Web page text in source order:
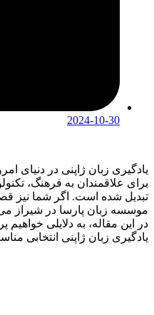
2024-10-30
یادگیری زبان ژاپنی در دنیای
برای علاقمندان به فرهنگ،
تبدیل شده است. اگر شما نیز قصد
موسسه زبان پارسا در شیراز
در این مقاله، به دلایلی
یادگیری زبان ژاپنی انتخابی